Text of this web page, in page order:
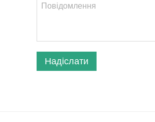
Надіслати